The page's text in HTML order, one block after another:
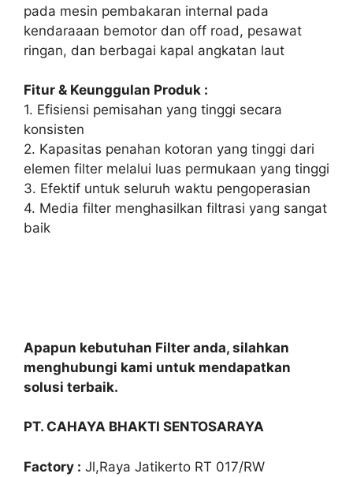
pada mesin pembakaran internal pada
kendaraaan bemotor dan off road, pesawat
ringan, dan berbagai kapal angkatan laut
Fitur & Keunggulan Produk :
1. Efisiensi pemisahan yang tinggi secara
konsisten
2. Kapasitas penahan kotoran yang tinggi dari
elemen filter melalui luas permukaan yang tinggi
3. Efektif untuk seluruh waktu pengoperasian
4. Media filter menghasilkan filtrasi yang sangat
baik
Apapun kebutuhan Filter anda, silahkan
menghubungi kami untuk mendapatkan
solusi terbaik.
PT. CAHAYA BHAKTI SENTOSARAYA
Factory : Jl,Raya Jatikerto RT 017/RW